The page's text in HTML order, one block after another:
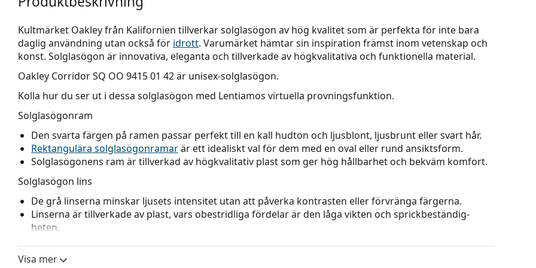
Kultmärket Oakley från Kalifornien tillverkar solglasögon av hög kvalitet som är perfekta för inte bara
daglig användning utan också för idrott. Varumärket hämtar sin inspiration främst inom vetenskap och
konst. Solglasögon är innovativa, eleganta och tillverkade av högkvalitativa och funktionella material.
Oakley Corridor SQ OO 9415 01 42är unisex-solglasögon.
Kolla hur du ser ut i dessa solglasögon med Lentiamos virtuella provningsfunktion.
Solglasögonram
Den svarta färgen på ramen passar perfekt till en kall hudton och ljusblont, ljusbrunt eller svart hår.
Rektangulära solglasögonramarär ett idealiskt val för dem med en oval eller rund ansiktsform.
Solglasögonens ram är tillverkad av högkvalitativ plast som ger hög hållbarhet och bekväm komfort.
Solglasögon lins
De grå linserna minskar ljusets intensitet utan att påverka kontrasten eller förvränga färgerna.
Linserna är tillverkade av plast, vars obestridliga fördelar är den låga vikten och sprickbeständig­
heten.
Visa mer